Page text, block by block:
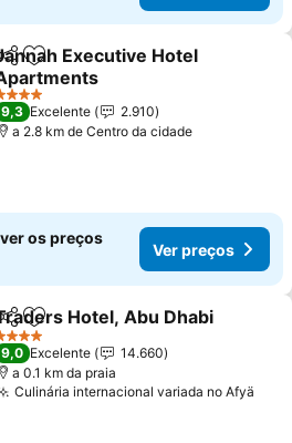
Adicionar aos favoritos
Executive Hotel
preços
Estrelas
9,3 Excelente
2.910
a 2.8 km de Centro da cidade
os preços
Ver preços
PartilharAdicionar aos favoritos
Hotel, Abu Dhabi
Estrelas
9,0 Excelente
14.660
a 0.1 km da praia
Culinária internacional variada no Afyä